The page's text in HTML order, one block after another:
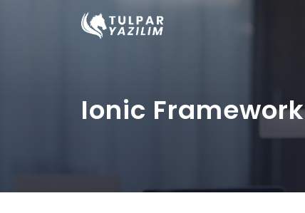
Ionic Framework